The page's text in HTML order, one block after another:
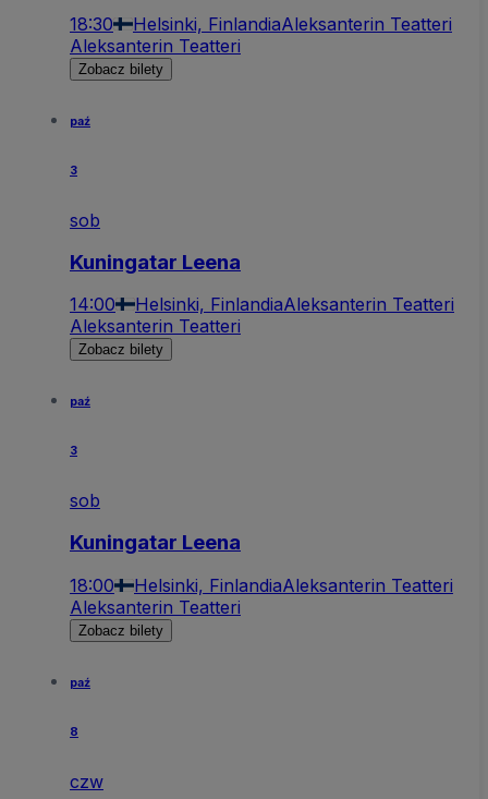
18:30 Helsinki, FinlandiaAleksanterin Teatteri
Aleksanterin Teatteri
Zobacz bilety
paź
3
sob
Kuningatar Leena
14:00 Helsinki, FinlandiaAleksanterin Teatteri
Aleksanterin Teatteri
Zobacz bilety
paź
3
sob
Kuningatar Leena
18:00 Helsinki, FinlandiaAleksanterin Teatteri
Aleksanterin Teatteri
Zobacz bilety
paź
8
czw